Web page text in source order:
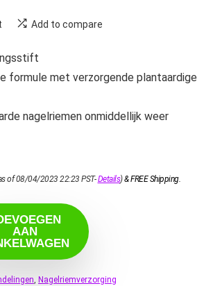
Add to compare
formule met verzorgende plantaardige
nagelriemen onmiddellijk weer
of 08/04/2023 22:23 PST-Details)&FREE Shipping.
AAN
, Nagelriemverzorging